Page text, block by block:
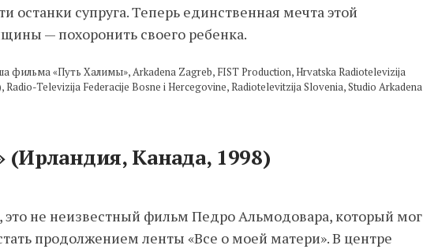
останки супруга. Теперь единственная мечта этой
— похоронить своего ребенка.
фильма «Путь Халимы», Arkadena Zagreb, FIST Production, Hrvatska Radiotelevizija
Radio-Televizija Federacije Bosne i Hercegovine, Radiotelevitzija Slovenia, Studio Arkadena
(Ирландия, Канада, 1998)
это не неизвестный фильм Педро Альмодовара, который мог
продолжением ленты «Все о моей матери». В центре